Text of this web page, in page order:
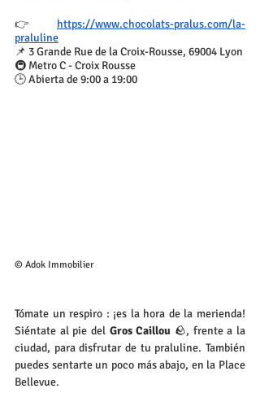
👉 https://www.chocolats-pralus.com/la-
praluline
📌 3 Grande Rue de la Croix-Rousse, 69004 Lyon
🚇 Metro C - Croix Rousse
🕒 Abierta de 9:00 a 19:00
© Adok Immobilier
Tómate un respiro : ¡es la hora de la merienda!
Siéntate al pie del Gros Caillou 🪨, frente a la
ciudad, para disfrutar de tu praluline. También
puedes sentarte un poco más abajo, en la Place
Bellevue.